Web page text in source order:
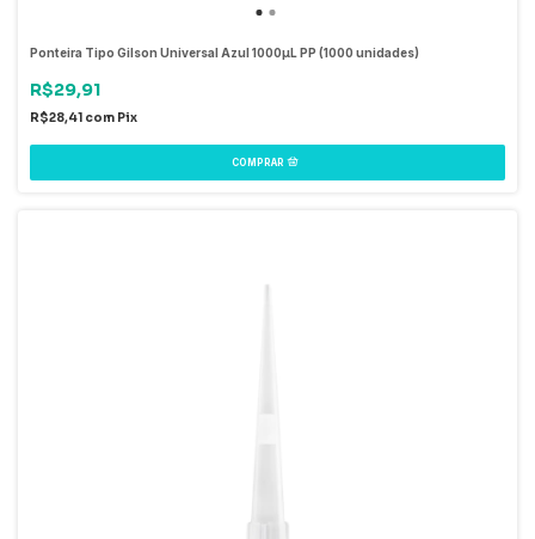
Ponteira Tipo Gilson Universal Azul 1000µL PP (1000 unidades)
R$29,91
R$28,41 com Pix